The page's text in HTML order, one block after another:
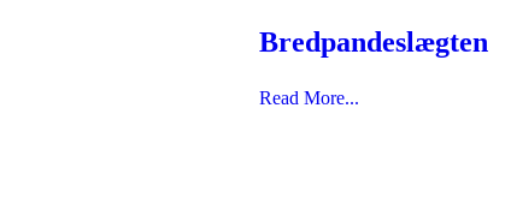
Bredpandeslægten
Read More...